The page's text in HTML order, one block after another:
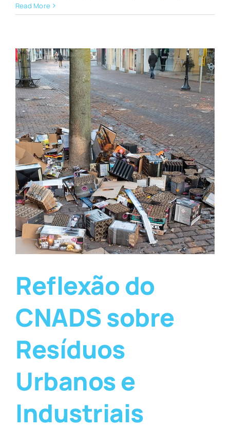
Read More
Reflexão do
CNADS sobre
Resíduos
Urbanos e
Industriais